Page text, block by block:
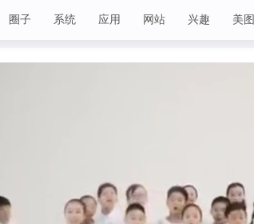
圈子 系统 应用 网站 兴趣 美图